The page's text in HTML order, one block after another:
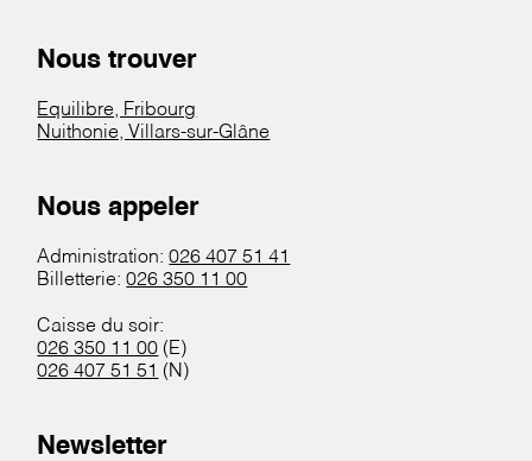
Nous trouver
Equilibre, Fribourg
Nuithonie, Villars-sur-Glâne
Nous appeler
Administration:026 407 51 41
Billetterie:026 350 11 00
Caisse du soir:
026 350 11 00 (E)
026 407 51 51 (N)
Newsletter